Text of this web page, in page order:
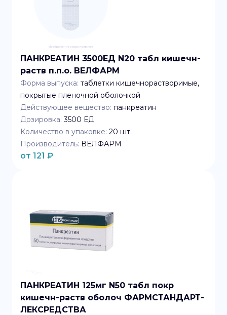
ПАНКРЕАТИН 3500ЕД N20 табл кишечн-
раств п.п.о. ВЕЛФАРМ
Форма выпуска: таблетки кишечнорастворимые,
покрытые пленочной оболочкой
Действующее вещество: панкреатин
Дозировка: 3500 ЕД
Количество в упаковке: 20 шт.
Производитель: ВЕЛФАРМ
от 121 ₽
ПАНКРЕАТИН 125мг N50 табл покр
кишечн-раств оболоч ФАРМСТАНДАРТ-
ЛЕКСРЕДСТВА